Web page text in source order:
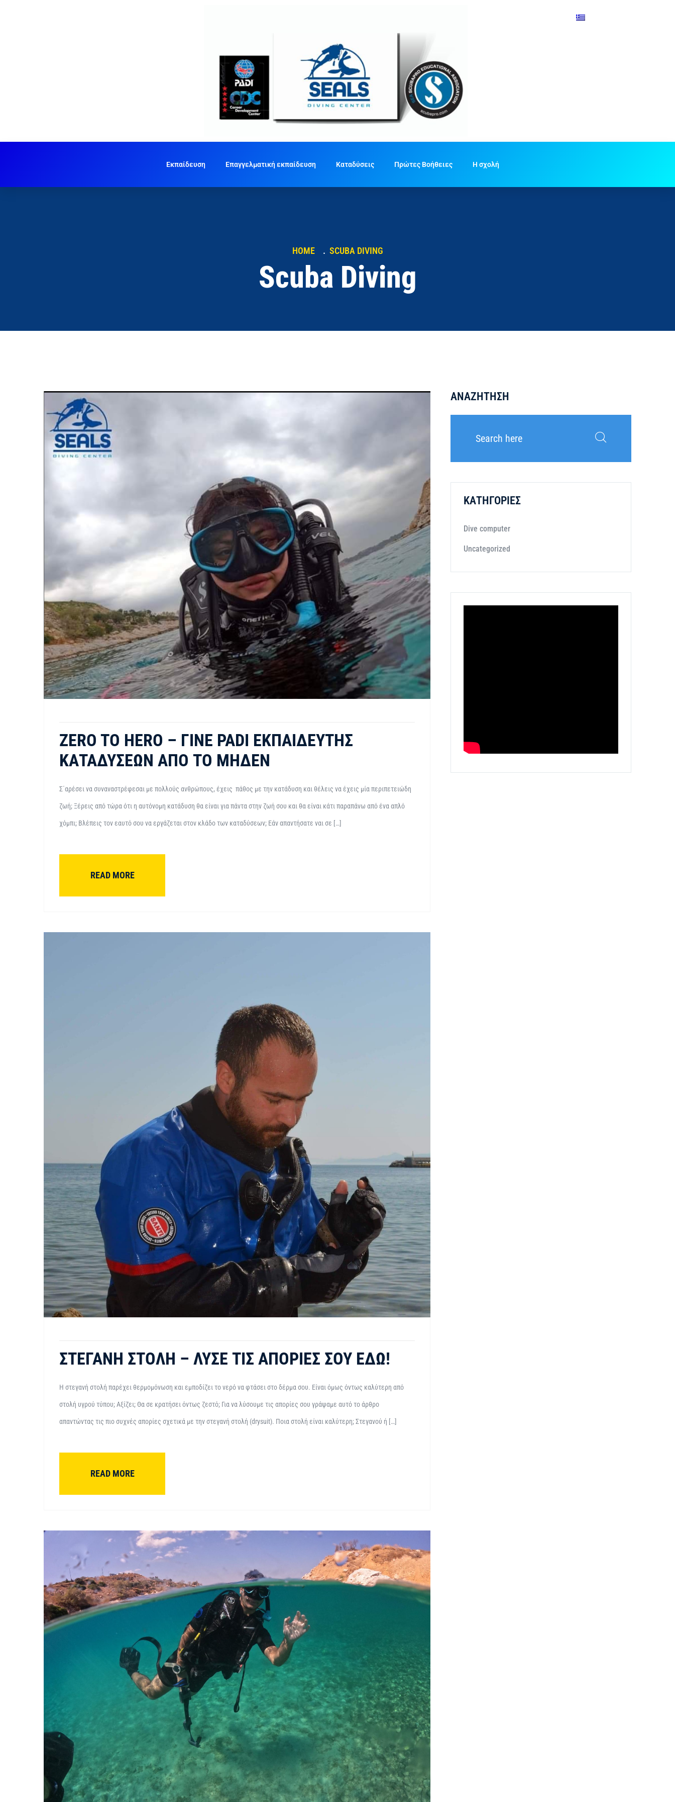
Εκπαίδευση Επαγγελματική εκπαίδευση Καταδύσεις Πρώτες Βοήθειες Η σχολή
HOME SCUBA DIVING
Scuba Diving
ZERO TO HERO – ΓΊΝΕ PADI ΕΚΠΑΙΔΕΥΤΉΣ
ΚΑΤΑΔΎΣΕΩΝ ΑΠΌ ΤΟ ΜΗΔΈΝ
Σ΄αρέσει να συναναστρέφεσαι με πολλούς ανθρώπους, έχεις πάθος με την κατάδυση και θέλεις να έχεις μία περιπετειώδη
ζωή; Ξέρεις από τώρα ότι η αυτόνομη κατάδυση θα είναι για πάντα στην ζωή σου και θα είναι κάτι παραπάνω από ένα απλό
χόμπι; Βλέπεις τον εαυτό σου να εργάζεται στον κλάδο των καταδύσεων; Εάν απαντήσατε ναι σε […]
READ MORE
ΣΤΕΓΑΝΉ ΣΤΟΛΉ – ΛΎΣΕ ΤΙΣ ΑΠΟΡΊΕΣ ΣΟΥ ΕΔΏ!
Η στεγανή στολή παρέχει θερμομόνωση και εμποδίζει το νερό να φτάσει στο δέρμα σου. Είναι όμως όντως καλύτερη από
στολή υγρού τύπου; Αξίζει; Θα σε κρατήσει όντως ζεστό; Για να λύσουμε τις απορίες σου γράψαμε αυτό το άρθρο
απαντώντας τις πιο συχνές απορίες σχετικά με την στεγανή στολή (drysuit). Ποια στολή είναι καλύτερη; Στεγανού ή […]
READ MORE
ΑΝΑΖΉΤΗΣΗ
ΚΑΤΗΓΟΡΊΕΣ
Dive computer
Uncategorized